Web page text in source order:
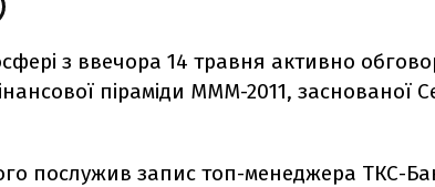
з ввечора 14 травня активно
піраміди МММ-2011, заснованої
послужив запис топ-менеджера ТКС-